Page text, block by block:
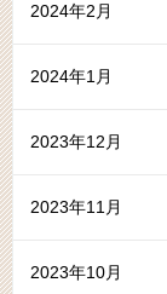
2024年2月
2024年1月
2023年12月
2023年11月
2023年10月